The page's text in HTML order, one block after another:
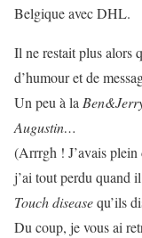
Belgique avec DHL.
Il ne restait plus alors
d’humour et de
Un peu à la
Augustin…
(Arrrgh ! J’avais plein
j’ai tout perdu quand
Touch diseasequ’ils
Du coup, je vous ai